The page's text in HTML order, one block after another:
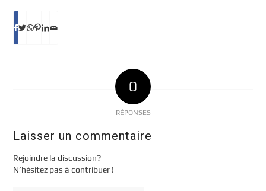
0
RÉPONSES
Laisser un commentaire
Rejoindre la discussion?
N’hésitez pas à contribuer !